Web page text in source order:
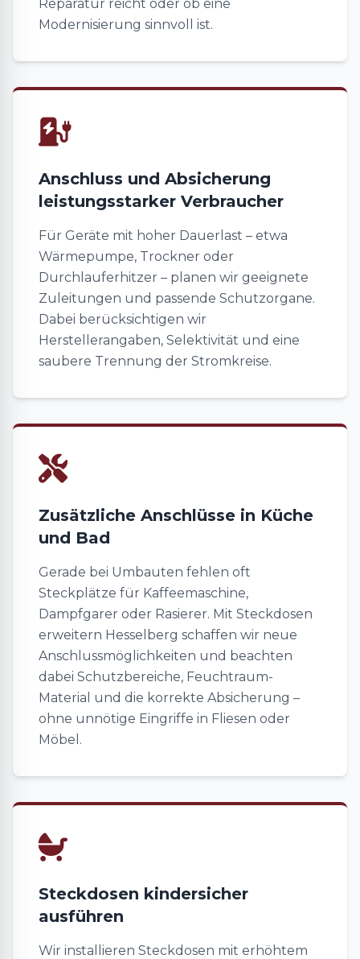
Reparatur reicht oder ob eine
Modernisierung sinnvoll ist.
Anschluss und Absicherung
leistungsstarker Verbraucher
Für Geräte mit hoher Dauerlast – etwa
Wärmepumpe, Trockner oder
Durchlauferhitzer – planen wir geeignete
Zuleitungen und passende Schutzorgane.
Dabei berücksichtigen wir
Herstellerangaben, Selektivität und eine
saubere Trennung der Stromkreise.
Zusätzliche Anschlüsse in Küche
und Bad
Gerade bei Umbauten fehlen oft
Steckplätze für Kaffeemaschine,
Dampfgarer oder Rasierer. Mit Steckdosen
erweitern Hesselberg schaffen wir neue
Anschlussmöglichkeiten und beachten
dabei Schutzbereiche, Feuchtraum-
Material und die korrekte Absicherung –
ohne unnötige Eingriffe in Fliesen oder
Möbel.
Steckdosen kindersicher
ausführen
Wir installieren Steckdosen mit erhöhtem